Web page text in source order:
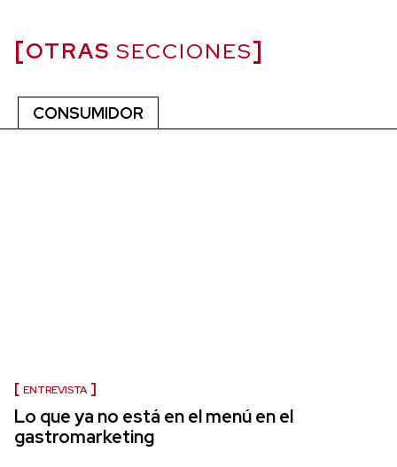
OTRAS SECCIONES
CONSUMIDOR
ENTREVISTA
Lo que ya no está en el menú en el
gastromarketing